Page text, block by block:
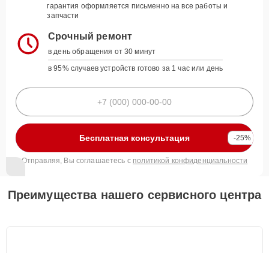
гарантия оформляется письменно на все работы и
запчасти
Срочный ремонт
в день обращения от 30 минут
в 95% случаев устройств готово за 1 час или день
Бесплатная консультация -25%
Отправляя, Вы соглашаетесь с политикой конфиденциальности
Преимущества нашего сервисного центра